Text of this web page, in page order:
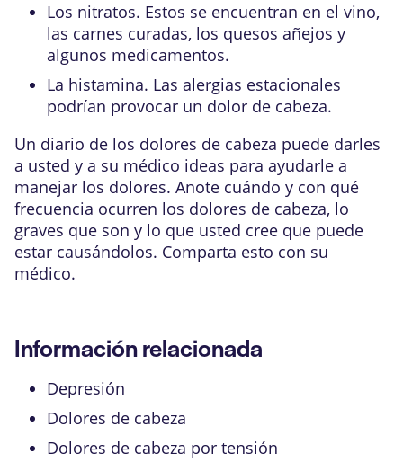
Los nitratos. Estos se encuentran en el vino,
las carnes curadas, los quesos añejos y
algunos medicamentos.
La histamina. Las alergias estacionales
podrían provocar un dolor de cabeza.
Un diario de los dolores de cabeza puede darles
a usted y a su médico ideas para ayudarle a
manejar los dolores. Anote cuándo y con qué
frecuencia ocurren los dolores de cabeza, lo
graves que son y lo que usted cree que puede
estar causándolos. Comparta esto con su
médico.
Información relacionada
Depresión
Dolores de cabeza
Dolores de cabeza por tensión